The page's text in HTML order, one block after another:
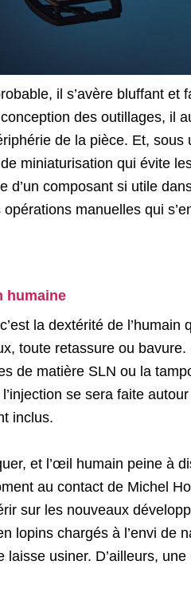
il s’avère bluffant
des outillages, il
de la pièce. Et,
miniaturisation qui évite
d’un composant si utile
manuelles qui
humaine
la dextérité de l’humain
toute retassure ou bavure.
de matière SLN ou la
se sera faite
inclus.
et l’œil humain peine à
au contact de Michel
sur les nouveaux
lopins chargés à l’envi de
usiner. D’ailleurs,